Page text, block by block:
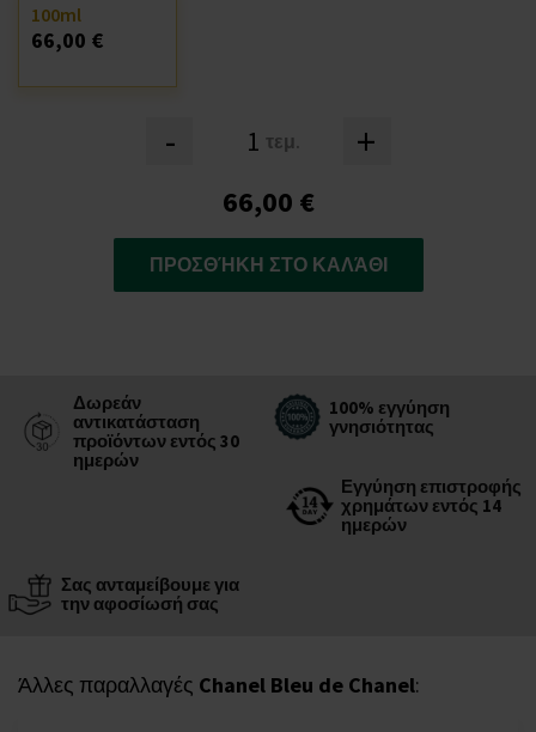
- τεμ. +
100ml
66,00 €
66,00 €
ΠΡΟΣΘΉΚΗ ΣΤΟ ΚΑΛΆΘΙ
Δωρεάν
αντικατάσταση
προϊόντων εντός 30
ημερών
100% εγγύηση
γνησιότητας
Εγγύηση επιστροφής
χρημάτων εντός 14
ημερών
Σας ανταμείβουμε για
την αφοσίωσή σας
Άλλες παραλλαγές Chanel Bleu de Chanel: